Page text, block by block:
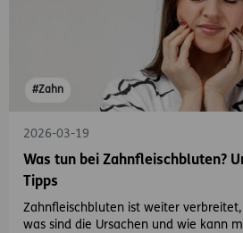
#Zahn
2026-03-19
Was tun bei Zahnfleischbluten?
Tipps
Zahnfleischbluten ist weiter
was sind die Ursachen und wie kann